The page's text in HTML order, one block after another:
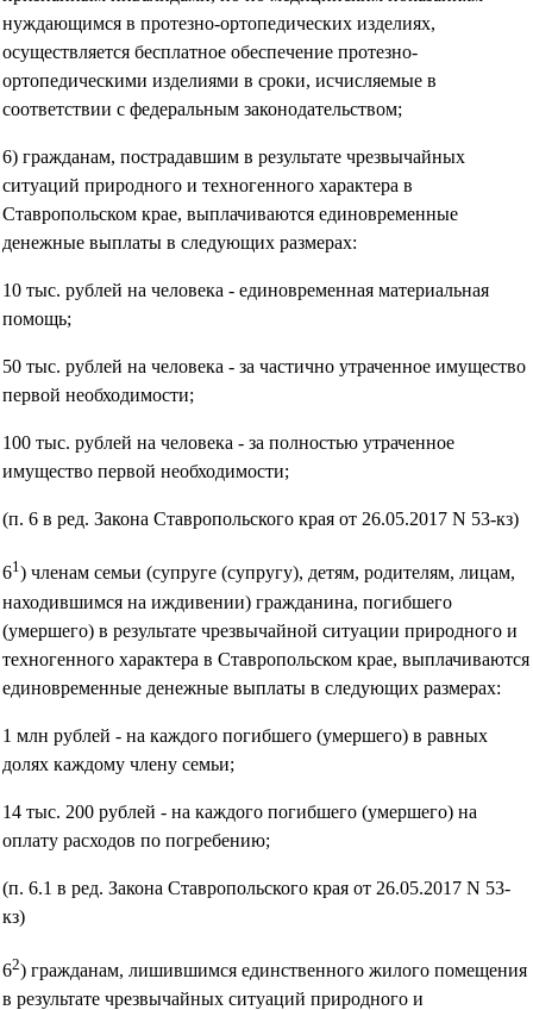
нуждающимся в протезно-ортопедических изделиях,
осуществляется бесплатное обеспечение протезно-
ортопедическими изделиями в сроки, исчисляемые в
соответствии с федеральным законодательством;
6) гражданам, пострадавшим в результате чрезвычайных
ситуаций природного и техногенного характера в
Ставропольском крае, выплачиваются единовременные
денежные выплаты в следующих размерах:
10 тыс. рублей на человека - единовременная материальная
помощь;
50 тыс. рублей на человека - за частично утраченное имущество
первой необходимости;
100 тыс. рублей на человека - за полностью утраченное
имущество первой необходимости;
(п. 6 в ред. Закона Ставропольского края от 26.05.2017 N 53-кз)
61) членам семьи (супруге (супругу), детям, родителям, лицам,
находившимся на иждивении) гражданина, погибшего
(умершего) в результате чрезвычайной ситуации природного и
техногенного характера в Ставропольском крае, выплачиваются
единовременные денежные выплаты в следующих размерах:
1 млн рублей - на каждого погибшего (умершего) в равных
долях каждому члену семьи;
14 тыс. 200 рублей - на каждого погибшего (умершего) на
оплату расходов по погребению;
(п. 6.1 в ред. Закона Ставропольского края от 26.05.2017 N 53-
кз)
62) гражданам, лишившимся единственного жилого помещения
в результате чрезвычайных ситуаций природного и